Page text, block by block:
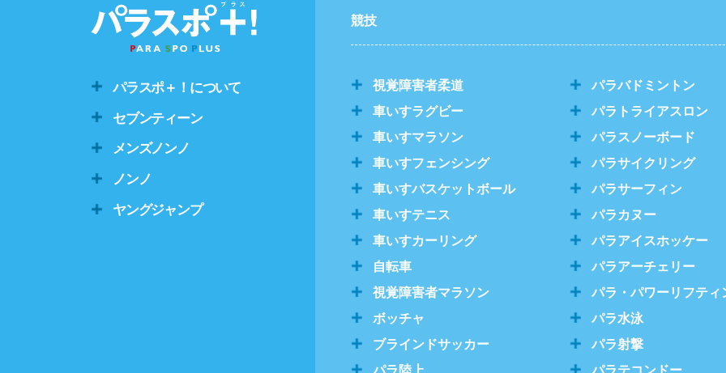
パラスポ＋！について
セブンティーン
メンズノンノ
ノンノ
ヤングジャンプ
競技
視覚障害者柔道
車いすラグビー
車いすマラソン
車いすフェンシング
車いすバスケットボール
車いすテニス
車いすカーリング
自転車
視覚障害者マラソン
ボッチャ
ブラインドサッカー
パラバドミントン
パラトライアスロン
パラスノーボード
パラサイクリング
パラサーフィン
パラカヌー
パラアイスホッケー
パラアーチェリー
パラ・パワーリフティ
パラ水泳
パラ射撃